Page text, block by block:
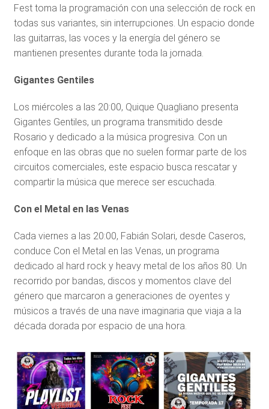
Fest toma la programación con una selección de rock en
todas sus variantes, sin interrupciones. Un espacio donde
las guitarras, las voces y la energía del género se
mantienen presentes durante toda la jornada.
Gigantes Gentiles
Los miércoles a las 20:00, Quique Quagliano presenta
Gigantes Gentiles, un programa transmitido desde
Rosario y dedicado a la música progresiva. Con un
enfoque en las obras que no suelen formar parte de los
circuitos comerciales, este espacio busca rescatar y
compartir la música que merece ser escuchada.
Con el Metal en las Venas
Cada viernes a las 20:00, Fabián Solari, desde Caseros,
conduce Con el Metal en las Venas, un programa
dedicado al hard rock y heavy metal de los años 80. Un
recorrido por bandas, discos y momentos clave del
género que marcaron a generaciones de oyentes y
músicos a través de una nave imaginaria que viaja a la
década dorada por espacio de una hora.